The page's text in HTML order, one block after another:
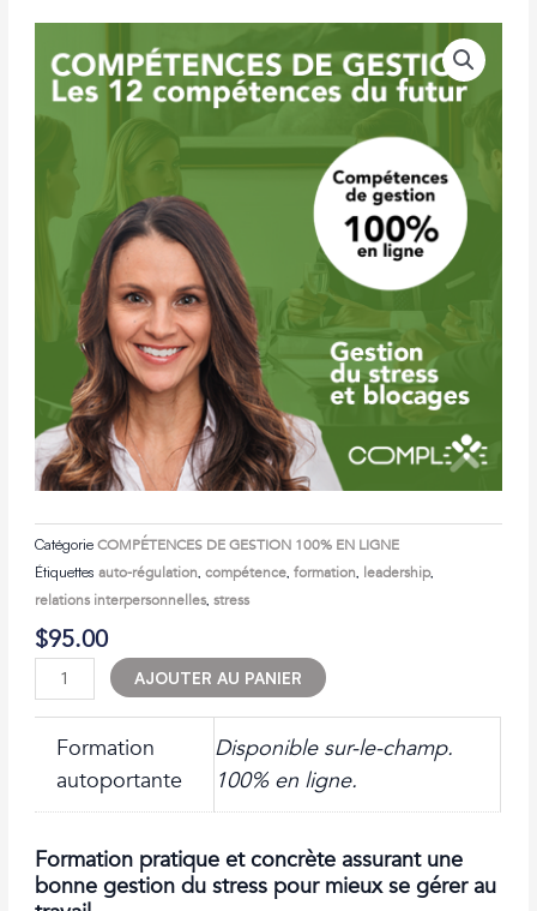
Catégorie COMPÉTENCES DE GESTION 100% EN LIGNE
Étiquettes auto-régulation,compétence,formation, leadership,
relations interpersonnelles,stress
$95.00
quantité
de
AUT24–
Gérer
surmonter
les
blocages
AJOUTER AU PANIER
Formation
autoportante
Disponible sur-le-champ.
100% en ligne.
Formation pratique et concrète assurant une
bonne gestion du stress pour mieux se gérer au